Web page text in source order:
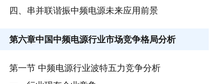
四、串并联谐振中频电源未来应用前景
第六章中国中频电源行业市场竞争格局分析
第一节 中频电源行业波特五力竞争分析